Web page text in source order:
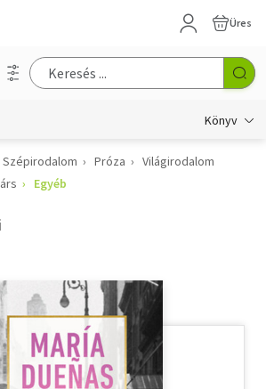
Üres
Könyv
Szépirodalom Próza
Világirodalom
Egyéb